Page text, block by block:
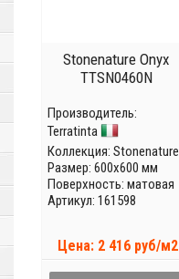
Stonenature Onyx
TTSN0460N
Производитель:
Terratinta
Коллекция: Stonenature
Размер: 600x600 мм
Поверхность: матовая
Артикул: 161598
Цена: 2 416 руб/м2